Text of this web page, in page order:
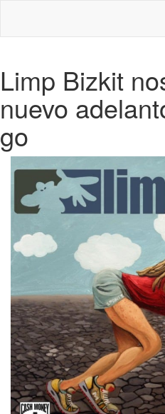
Limp Bizkit
nuevo
go